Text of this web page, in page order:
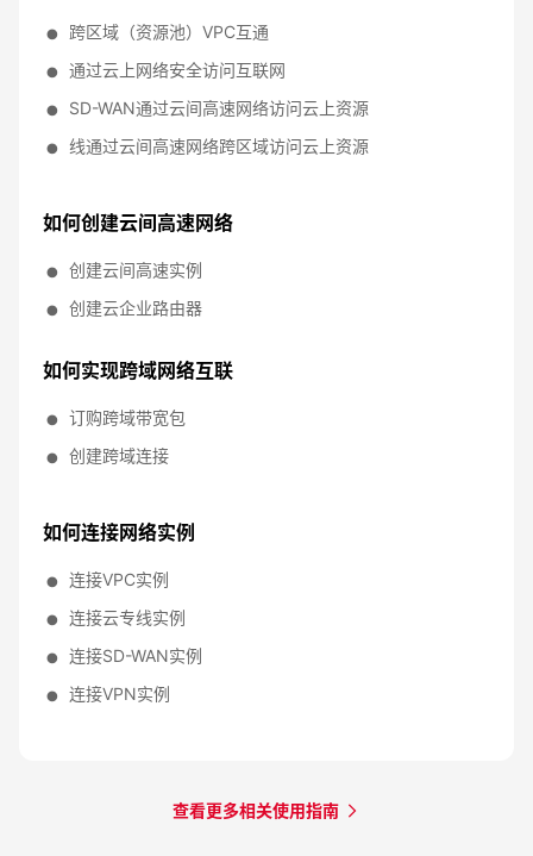
跨区域（资源池）VPC互通
通过云上网络安全访问互联网
SD-WAN通过云间高速网络访问云上资源
线通过云间高速网络跨区域访问云上资源
如何创建云间高速网络
创建云间高速实例
创建云企业路由器
如何实现跨域网络互联
订购跨域带宽包
创建跨域连接
如何连接网络实例
连接VPC实例
连接云专线实例
连接SD-WAN实例
连接VPN实例
查看更多相关使用指南